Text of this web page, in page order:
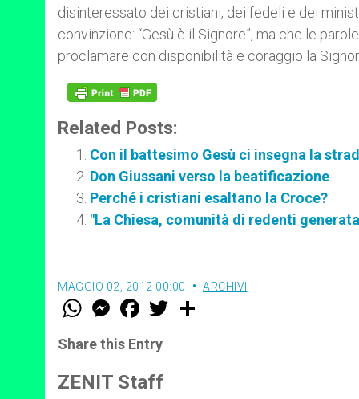
disinteressato dei cristiani, dei fedeli e dei
convinzione: “Gesù è il Signore”, ma che le
proclamare con disponibilità e coraggio la
Related Posts:
Con il battesimo Gesù ci insegna la
Don Giussani verso la beatificazione
Perché i cristiani esaltano la Croce?
"La Chiesa, comunità di redenti
MAGGIO 02, 2012 00:00 ARCHIVI
W
t
s
p
p
M
e
s
e
g
e
F
a
e
b
o
k
w
Share this Entry
ZENIT Staff